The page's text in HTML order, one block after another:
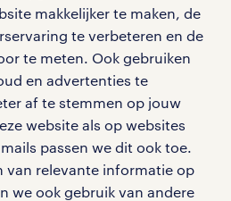
makkelijker te maken, de
te verbeteren en de
te meten. Ook gebruiken
en advertenties te
af te stemmen op jouw
website als op websites
passen we dit ook toe.
van relevante informatie op
we ook gebruik van andere
content omtrent
en inspiratie.